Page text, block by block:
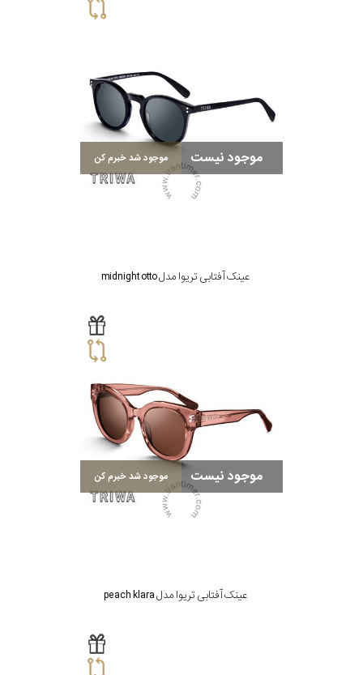
موجود نیست موجود شد خبرم کن
عینک آفتابی تریوا مدل midnight otto
موجود نیست موجود شد خبرم کن
عینک آفتابی تریوا مدل peach klara